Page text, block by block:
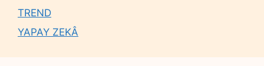
TREND
YAPAY ZEKÂ